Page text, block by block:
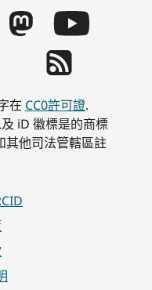
在 CC0許可證.
iD 徽標是的商標
其他司法管轄區註